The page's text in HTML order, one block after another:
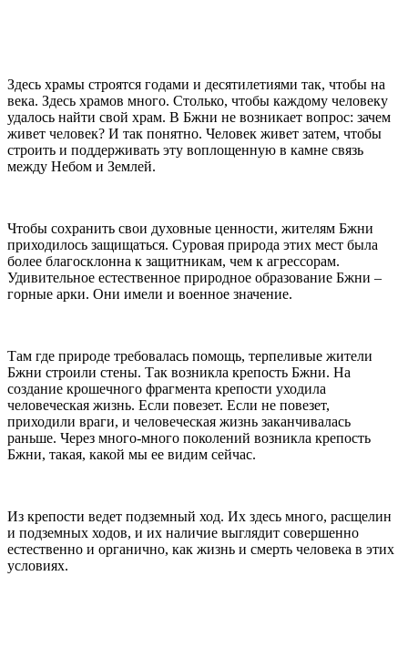
Здесь храмы строятся годами и десятилетиями так, чтобы на
века. Здесь храмов много. Столько, чтобы каждому человеку
удалось найти свой храм. В Бжни не возникает вопрос: зачем
живет человек? И так понятно. Человек живет затем, чтобы
строить и поддерживать эту воплощенную в камне связь
между Небом и Землей.
Чтобы сохранить свои духовные ценности, жителям Бжни
приходилось защищаться. Суровая природа этих мест была
более благосклонна к защитникам, чем к агрессорам.
Удивительное естественное природное образование Бжни –
горные арки. Они имели и военное значение.
Там где природе требовалась помощь, терпеливые жители
Бжни строили стены. Так возникла крепость Бжни. На
создание крошечного фрагмента крепости уходила
человеческая жизнь. Если повезет. Если не повезет,
приходили враги, и человеческая жизнь заканчивалась
раньше. Через много-много поколений возникла крепость
Бжни, такая, какой мы ее видим сейчас.
Из крепости ведет подземный ход. Их здесь много, расщелин
и подземных ходов, и их наличие выглядит совершенно
естественно и органично, как жизнь и смерть человека в этих
условиях.